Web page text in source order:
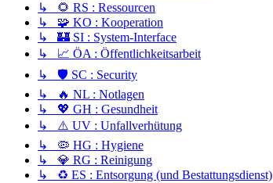
↳ 🌻 RS : Ressourcen
↳ 🧩 KO : Kooperation
↳ 🏰 SI : System-Interface
↳ 📈 ÖA : Öffentlichkeitsarbeit
↳ 🛡️ SC : Security
↳ 🔥 NL : Notlagen
↳ 💖 GH : Gesundheit
↳ ⚠️ UV : Unfallverhütung
↳ 🦠 HG : Hygiene
↳ 💎 RG : Reinigung
↳ ♻️ ES : Entsorgung (und Bestattungsdienst)